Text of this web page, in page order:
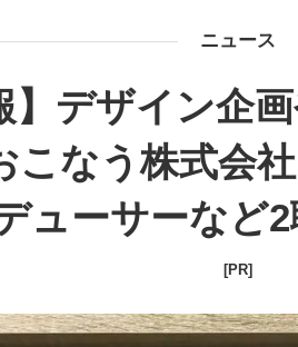
ニュース
】デザイン企
こなう株式会
ューサーなど
[PR]